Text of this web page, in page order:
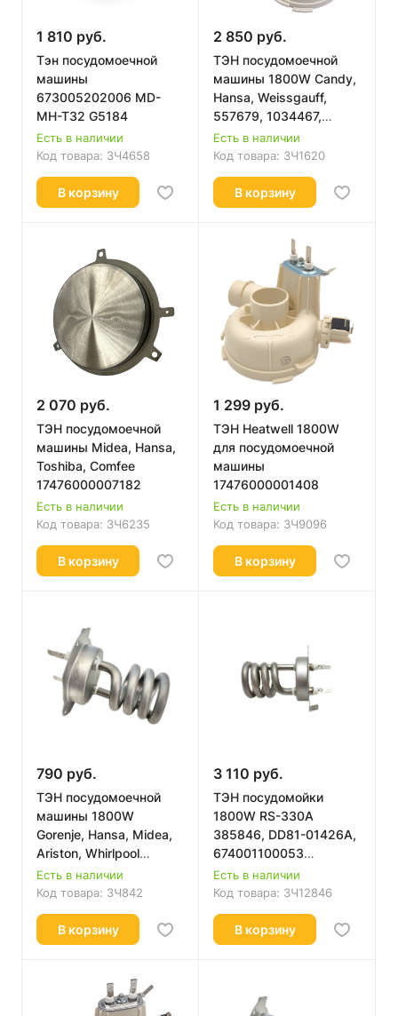
1 810 руб.
Тэн посудомоечной
машины
673005202006 MD-
MH-T32 G5184
Есть в наличии
Код товара: ЗЧ4658
В корзину
2 850 руб.
ТЭН посудомоечной
машины 1800W Candy,
Hansa, Weissgauff,
557679, 1034467,
1034329
Есть в наличии
Код товара: ЗЧ1620
В корзину
2 070 руб.
ТЭН посудомоечной
машины Midea, Hansa,
Toshiba, Comfee
17476000007182
Есть в наличии
Код товара: ЗЧ6235
В корзину
1 299 руб.
ТЭН Heatwell 1800W
для посудомоечной
машины
17476000001408
Есть в наличии
Код товара: ЗЧ9096
В корзину
790 руб.
ТЭН посудомоечной
машины 1800W
Gorenje, Hansa, Midea,
Ariston, Whirlpool
453853
Есть в наличии
Код товара: ЗЧ842
В корзину
3 110 руб.
ТЭН посудомойки
1800W RS-330A
385846, DD81-01426A,
674001100053
Оригинал
Есть в наличии
Код товара: ЗЧ12846
В корзину